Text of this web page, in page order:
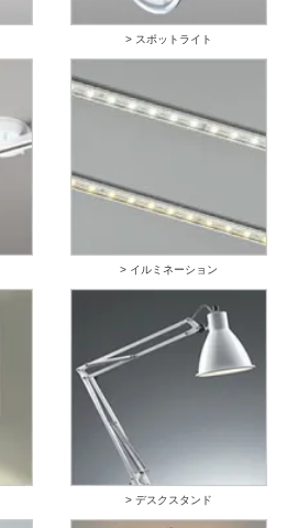
> スポットライト
> イルミネーション
> デスクスタンド